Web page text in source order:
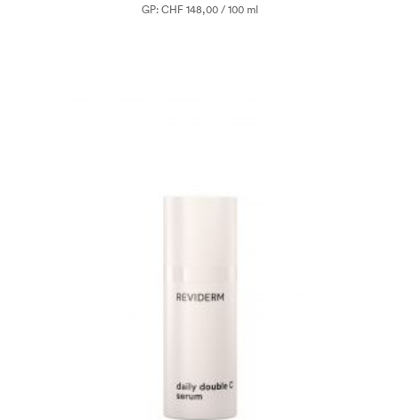
GP: CHF 148,00 / 100 ml